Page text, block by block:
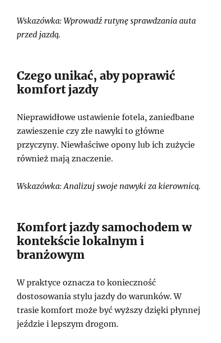
Wskazówka: Wprowadź rutynę sprawdzania auta
przed jazdą.
Czego unikać, aby poprawić
komfort jazdy
Nieprawidłowe ustawienie fotela, zaniedbane
zawieszenie czy złe nawyki to główne
przyczyny. Niewłaściwe opony lub ich zużycie
również mają znaczenie.
Wskazówka: Analizuj swoje nawyki za kierownicą.
Komfort jazdy samochodem w
kontekście lokalnym i
branżowym
W praktyce oznacza to konieczność
dostosowania stylu jazdy do warunków. W
trasie komfort może być wyższy dzięki płynnej
jeździe i lepszym drogom.